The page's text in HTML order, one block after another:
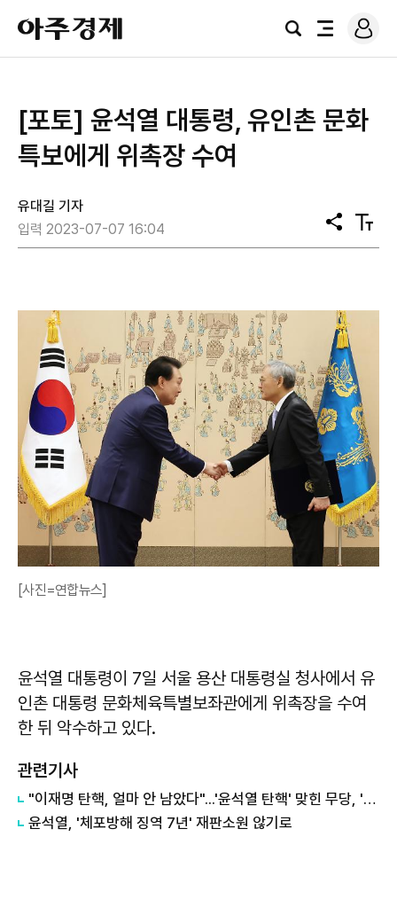
아
주
경
검
전
로
그
[포토] 윤석열 대통령, 유인촌 문화
특보에게 위촉장 수여
유대길 기자
입력 2023-07-07 16:04
공
유
텍
스
[사진=연합뉴스]
윤석열 대통령이 7일 서울 용산 대통령실 청사에서 유
인촌 대통령 문화체육특별보좌관에게 위촉장을 수여
한 뒤 악수하고 있다.
관련기사
"이재명 탄핵, 얼마 안 남았다"...'윤석열 탄핵' 맞힌 무당, '성지글' 등장
윤석열, '체포방해 징역 7년' 재판소원 않기로